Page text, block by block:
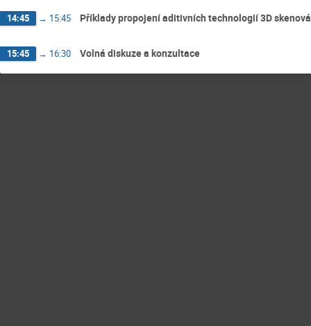
14:45 → 15:45 Příklady propojení aditivních technologií 3D
15:45 → 16:30 Volná diskuze a konzultace